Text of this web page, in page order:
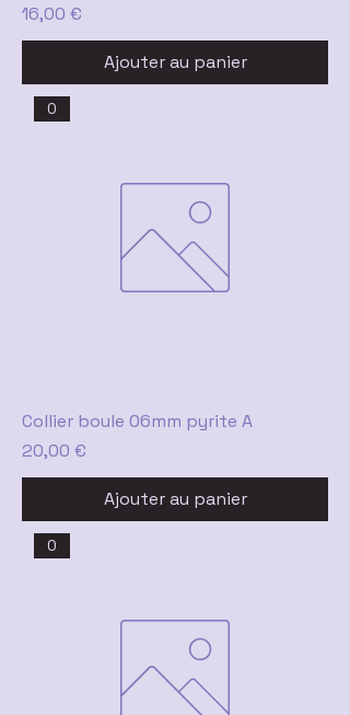
Prix
16,00 €
Ajouter au panier
0
Collier boule 06mm pyrite A
Prix
20,00 €
Ajouter au panier
0